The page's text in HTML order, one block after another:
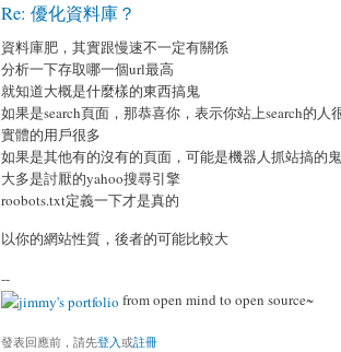
Re: 優化資料庫？
資料庫肥，其實跟慢速不一定有關係
分析一下存取哪一個url最高
就知道大概是什麼樣的東西搞鬼
如果是search頁面，那恭喜你，表示你站上search的人
實體的用戶很多
如果是其他有的沒有的頁面，可能是機器人抓站搞的鬼
大多是討厭的yahoo搜尋引擎
roobots.txt定義一下才是真的
以你的網站性質，後者的可能比較大
--
from open mind to open source~
發表回應前，請先登入或註冊